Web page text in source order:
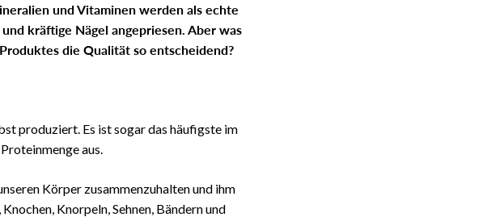
und Vitaminen werden als echte
kräftige Nägel angepriesen. Aber was
die Qualität so entscheidend?
produziert. Es ist sogar das häufigste im
aus.
Körper zusammenzuhalten und ihm
Knorpeln, Sehnen, Bändern und